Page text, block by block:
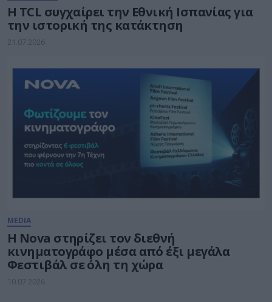
Η TCL συγχαίρει την Εθνική Ισπανίας για
την ιστορική της κατάκτηση
21.07.2026
MEDIA
Η Nova στηρίζει τον διεθνή
κινηματογράφο μέσα από έξι μεγάλα
Φεστιβάλ σε όλη τη χώρα
10.07.2026